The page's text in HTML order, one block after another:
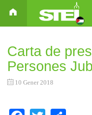
Carta de
Persones
10 Gener 2018